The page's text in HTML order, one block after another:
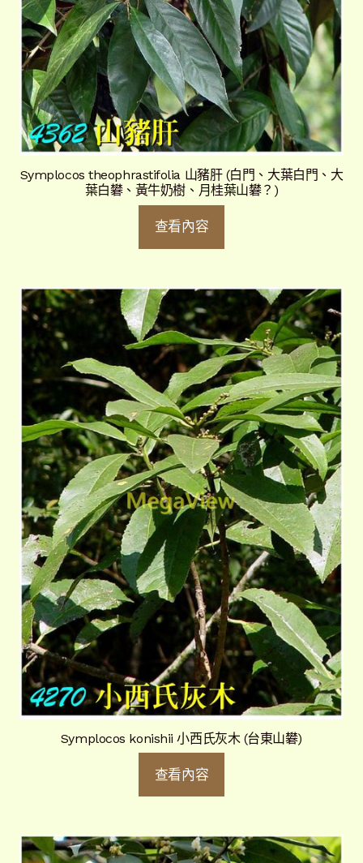
Symplocos theophrastifolia 山豬肝 (白門、大葉白門、大
葉白礬、黃牛奶樹、月桂葉山礬？)
查看內容
Symplocos konishii 小西氏灰木 (台東山礬)
查看內容